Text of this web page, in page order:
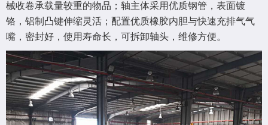
械收卷承载量较重的物品；轴主体采用优质钢管，表面镀
铬，铝制凸键伸缩灵活；配置优质橡胶内胆与快速充排气气
嘴，密封好，使用寿命长，可拆卸轴头，维修方便。